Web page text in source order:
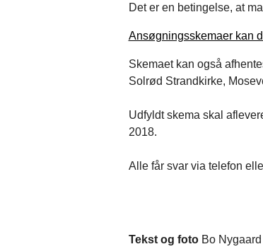
Det er en betingelse, at
Ansøgningsskemaer kan
Skemaet kan også
Solrød Strandkirke,
Udfyldt skema skal
2018.
Alle får svar via telefon
Tekst og fotoBo Nygaard